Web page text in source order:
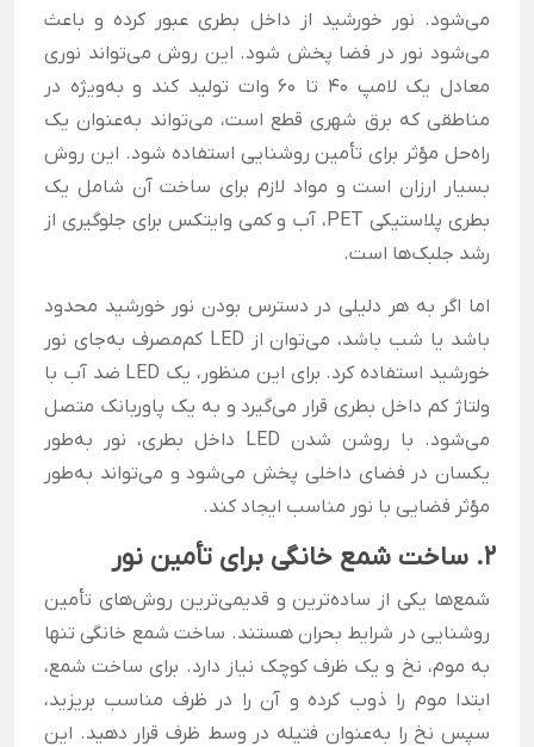
می‌شود. نور خورشید از داخل بطری عبور کرده و باعث
می‌شود نور در فضا پخش شود. این روش می‌تواند نوری
معادل یک لامپ ۴۰ تا ۶۰ وات تولید کند و به‌ویژه در
مناطقی که برق شهری قطع است، می‌تواند به‌عنوان یک
راه‌حل مؤثر برای تأمین روشنایی استفاده شود. این روش
بسیار ارزان است و مواد لازم برای ساخت آن شامل یک
بطری پلاستیکی PET، آب و کمی وایتکس برای جلوگیری از
رشد جلبک‌ها است.
اما اگر به هر دلیلی در دسترس بودن نور خورشید محدود
باشد یا شب باشد، می‌توان از LED کم‌مصرف به‌جای نور
خورشید استفاده کرد. برای این منظور، یک LED ضد آب با
ولتاژ کم داخل بطری قرار می‌گیرد و به یک پاوربانک متصل
می‌شود. با روشن شدن LED داخل بطری، نور به‌طور
یکسان در فضای داخلی پخش می‌شود و می‌تواند به‌طور
مؤثر فضایی با نور مناسب ایجاد کند.
2. ساخت شمع خانگی برای تأمین نور
شمع‌ها یکی از ساده‌ترین و قدیمی‌ترین روش‌های تأمین
روشنایی در شرایط بحران هستند. ساخت شمع خانگی تنها
به موم، نخ و یک ظرف کوچک نیاز دارد. برای ساخت شمع،
ابتدا موم را ذوب کرده و آن را در ظرف مناسب بریزید،
سپس نخ را به‌عنوان فتیله در وسط ظرف قرار دهید. این